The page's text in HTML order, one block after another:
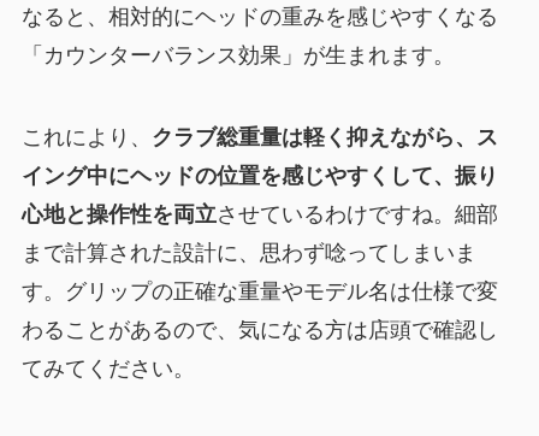
なると、相対的にヘッドの重みを感じやすくなる
「カウンターバランス効果」が生まれます。
これにより、 クラブ総重量は軽く抑えながら、ス
イング中にヘッドの位置を感じやすくして、振り
心地と操作性を両立させているわけですね。細部
まで計算された設計に、思わず唸ってしまいま
す。グリップの正確な重量やモデル名は仕様で変
わることがあるので、気になる方は店頭で確認し
てみてください。